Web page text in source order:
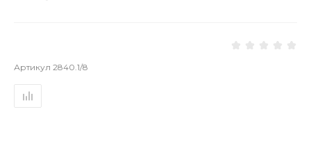
Артикул 2840.1/8